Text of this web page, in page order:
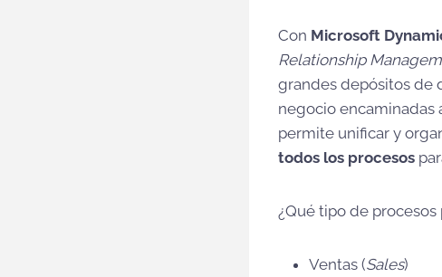
Con Microsoft
Relationship
grandes depósitos de
negocio encaminadas
permite unificar y
todos los procesos
¿Qué tipo de
Ventas (Sales)